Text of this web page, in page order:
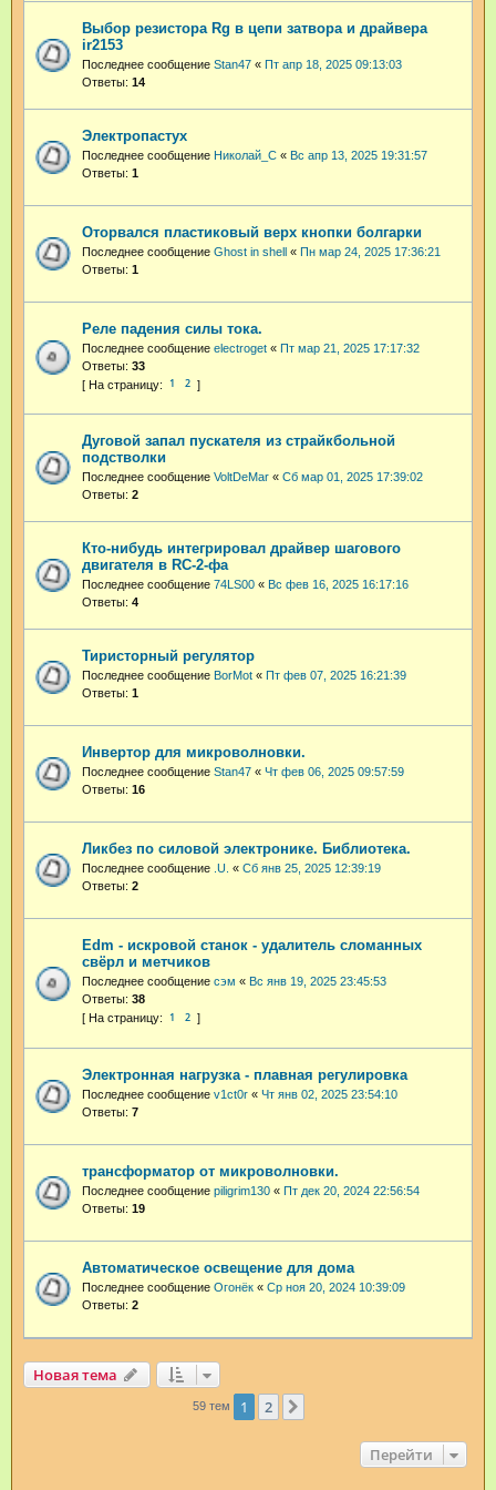
Выбор резистора Rg в цепи затвора и драйвера
ir2153
Последнее сообщение Stan47 « Пт апр 18, 2025 09:13:03
Ответы: 14
Электропастух
Последнее сообщение Николай_С « Вс апр 13, 2025 19:31:57
Ответы: 1
Оторвался пластиковый верх кнопки болгарки
Последнее сообщение Ghost in shell « Пн мар 24, 2025 17:36:21
Ответы: 1
Реле падения силы тока.
Последнее сообщение electroget « Пт мар 21, 2025 17:17:32
Ответы: 33
1 2
Дуговой запал пускателя из страйкбольной
подстволки
Последнее сообщение VoltDeMar « Сб мар 01, 2025 17:39:02
Ответы: 2
Кто-нибудь интегрировал драйвер шагового
двигателя в RC-2-фа
Последнее сообщение 74LS00 « Вс фев 16, 2025 16:17:16
Ответы: 4
Тиристорный регулятор
Последнее сообщение BorMot « Пт фев 07, 2025 16:21:39
Ответы: 1
Инвертор для микроволновки.
Последнее сообщение Stan47 « Чт фев 06, 2025 09:57:59
Ответы: 16
Ликбез по силовой электронике. Библиотека.
Последнее сообщение .U. « Сб янв 25, 2025 12:39:19
Ответы: 2
Edm - искровой станок - удалитель сломанных
свёрл и метчиков
Последнее сообщение сэм « Вс янв 19, 2025 23:45:53
Ответы: 38
1 2
Электронная нагрузка - плавная регулировка
Последнее сообщение v1ct0r « Чт янв 02, 2025 23:54:10
Ответы: 7
трансформатор от микроволновки.
Последнее сообщение piligrim130 « Пт дек 20, 2024 22:56:54
Ответы: 19
Автоматическое освещение для дома
Последнее сообщение Огонёк « Ср ноя 20, 2024 10:39:09
Ответы: 2
Новая тема
59 тем 1 2
Перейти